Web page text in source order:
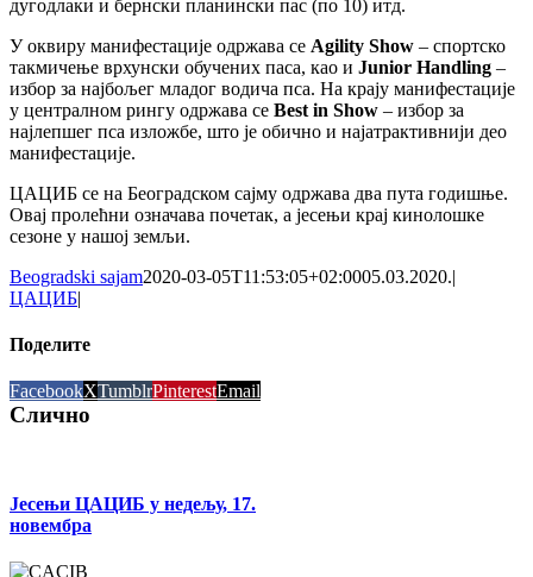
дугодлаки и бернски планински пас (по 10) итд.
У оквиру манифестације одржава се Agility Show – спортско
такмичење врхунски обучених паса, као и Junior Handling –
избор за најбољег младог водича пса. На крају манифестације
у централном рингу одржава се Best in Show – избор за
најлепшег пса изложбе, што је обично и најатрактивнији део
манифестације.
ЦАЦИБ се на Београдском сајму одржава два пута годишње.
Овај пролећни означава почетак, а јесењи крај кинолошке
сезоне у нашој земљи.
Beogradski sajam2020-03-05T11:53:05+02:0005.03.2020.|
ЦАЦИБ|
Поделите
FacebookXTumblrPinterestEmail
Слично
Јесењи ЦАЦИБ у недељу, 17.
новембра